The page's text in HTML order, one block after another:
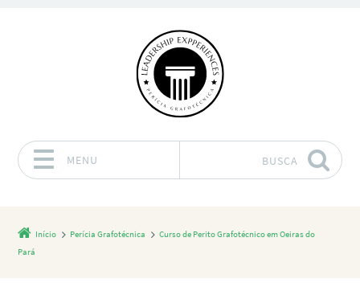
MENU BUSCA
Início Perícia Grafotécnica
Curso de Perito Grafotécnico em Oeiras do
Pará